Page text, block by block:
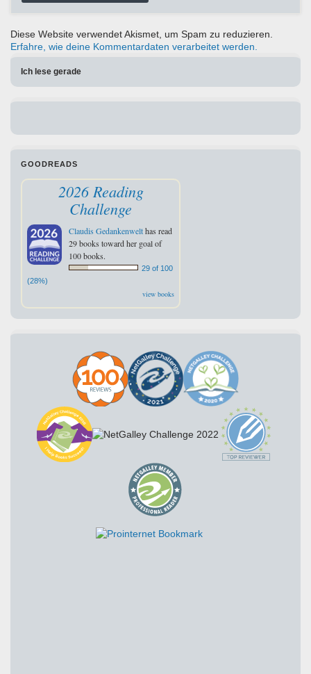
Diese Website verwendet Akismet, um Spam zu reduzieren.
Erfahre, wie deine Kommentardaten verarbeitet werden.
Ich lese gerade
GOODREADS
2026 Reading
Challenge
Claudis Gedankenwelthas read
29 books toward her goal of
100 books.
29 of 100
(28%)
view books